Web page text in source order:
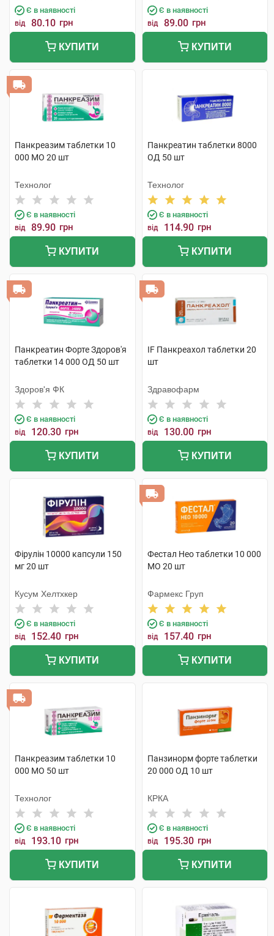
Є в наявності
від 80.10 грн
КУПИТИ
Є в наявності
від 89.00 грн
КУПИТИ
Панкреазим таблетки 10
000 МО 20 шт
Технолог
Є в наявності
від 89.90 грн
КУПИТИ
Панкреатин таблетки 8000
ОД 50 шт
Технолог
Є в наявності
від 114.90 грн
КУПИТИ
Панкреатин Форте Здоров'я
таблетки 14 000 ОД 50 шт
Здоров'я ФК
Є в наявності
від 120.30 грн
КУПИТИ
IF Панкреахол таблетки 20
шт
Здравофарм
Є в наявності
від 130.00 грн
КУПИТИ
Фірулін 10000 капсули 150
мг 20 шт
Кусум Хелтхкер
Є в наявності
від 152.40 грн
КУПИТИ
Фестал Нео таблетки 10 000
МО 20 шт
Фармекс Груп
Є в наявності
від 157.40 грн
КУПИТИ
Панкреазим таблетки 10
000 МО 50 шт
Технолог
Є в наявності
від 193.10 грн
КУПИТИ
Панзинорм форте таблетки
20 000 ОД 10 шт
КРКА
Є в наявності
від 195.30 грн
КУПИТИ